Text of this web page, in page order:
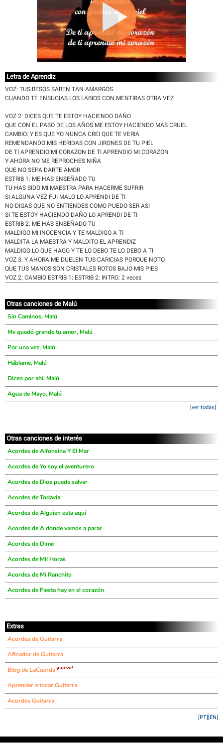
Letra de Aprendiz
VOZ: TUS BESOS SABEN TAN AMARGOS
CUANDO TE ENSUCIAS LOS LABIOS CON MENTIRAS OTRA VEZ
VOZ 2: DICES QUE TE ESTOY HACIENDO DAÑO
QUE CON EL PASO DE LOS AÑOS ME ESTOY HACIENDO MAS CRUEL
CAMBIO: Y ES QUE YO NUNCA CREI QUE TE VERIA
REMENDANDO MIS HERIDAS CON JIRONES DE TU PIEL
DE TI APRENDIO MI CORAZON DE TI APRENDIO MI CORAZON
Y AHORA NO ME REPROCHES NIÑA
QUE NO SEPA DARTE AMOR
ESTRIB 1: ME HAS ENSEÑADO TU
TU HAS SIDO MI MAESTRA PARA HACERME SUFRIR
SI ALGUNA VEZ FUI MALO LO APRENDI DE TI
NO DIGAS QUE NO ENTIENDES COMO PUEDO SER ASI
SI TE ESTOY HACIENDO DAÑO LO APRENDI DE TI
ESTRIB 2: ME HAS ENSEÑADO TU
MALDIGO MI INOCENCIA Y TE MALDIGO A TI
MALDITA LA MAESTRA Y MALDITO EL APRENDIZ
MALDIGO LO QUE HAGO Y TE LO DEBO TE LO DEBO A TI
VOZ 3: Y AHORA ME DUELEN TUS CARICIAS PORQUE NOTO
QUE TUS MANOS SON CRISTALES ROTOS BAJO MIS PIES
VOZ 2; CAMBIO ESTRIB 1: ESTRIB 2: INTRO: 2 veces
Otras canciones de Malú
Sin Caminos, Malú
Me quedó grande tu amor, Malú
Por una vez, Malú
Háblame, Malú
Dicen por ahí, Malú
Agua de Mayo, Malú
[ver todas]
Otras canciones de interés
Acordes de Alfonsina Y El Mar
Acordes de Yo soy el aventurero
Acordes de Dios puede salvar
Acordes de Todavia
Acordes de Alguien esta aquí
Acordes de A donde vamos a parar
Acordes de Dime
Acordes de Mil Horas
Acordes de Mi Ranchito
Acordes de Fiesta hay en el corazón
Extras
Acordes de Guitarra
Afinador de Guitarra
Blog de LaCuerda ¡nuevo!
Aprender a tocar Guitarra
Acordes Guitarra
[EN]
[PT]